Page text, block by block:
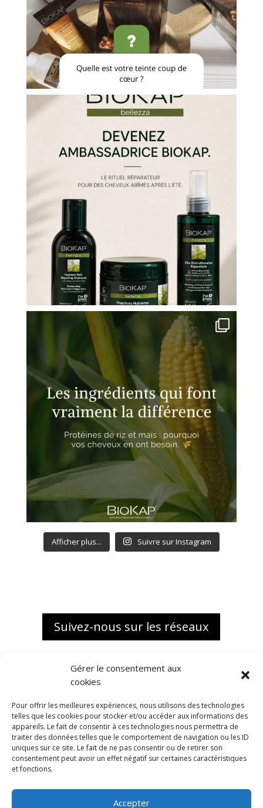
Gérer le consentement aux
cookies
Pour offrir les meilleures expériences, nous utilisons des technologies
telles que les cookies pour stocker et/ou accéder aux informations des
appareils. Le fait de consentir à ces technologies nous permettra de
traiter des données telles que le comportement de navigation ou les ID
uniques sur ce site. Le fait de ne pas consentir ou de retirer son
consentement peut avoir un effet négatif sur certaines caractéristiques
et fonctions.
Accepter
Afficher plus... Suivre sur Instagram
Suivez-nous sur les réseaux